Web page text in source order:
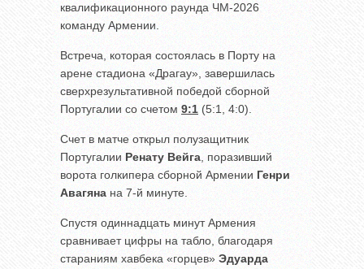
квалификационного раунда ЧМ-2026
команду Армении.
Встреча, которая состоялась в Порту на
арене стадиона «Драгау», завершилась
сверхрезультативной победой сборной
Португалии со счетом 9:1 (5:1, 4:0).
Счет в матче открыл полузащитник
Португалии Ренату Вейга, поразивший
ворота голкипера сборной Армении Генри
Авагяна на 7-й минуте.
Спустя одиннадцать минут Армения
сравнивает цифры на табло, благодаря
стараниям хавбека «горцев» Эдуарда